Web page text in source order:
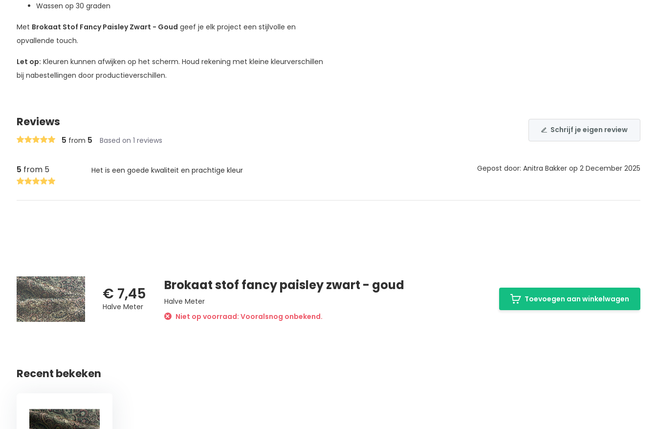
Wassen op 30 graden
Met Brokaat Stof Fancy Paisley Zwart - Goud geef je elk project een stijlvolle en
opvallende touch.
Let op: Kleuren kunnen afwijken op het scherm. Houd rekening met kleine kleurverschillen
bij nabestellingen door productieverschillen.
Reviews
5 from 5 Based on 1 reviews
Schrijf je eigen review
5 from 5 Het is een goede kwaliteit en prachtige kleur Gepost door: Anitra Bakker op 2 December 2025
€ 7,45
Halve Meter
Brokaat stof fancy paisley zwart - goud
Halve Meter
Niet op voorraad: Vooralsnog onbekend.
Toevoegen aan winkelwagen
Recent bekeken